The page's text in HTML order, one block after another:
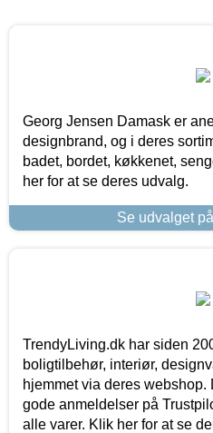
Georg Jensen Damask er
designbrand, og i deres
badet, bordet, køkkenet,
her for at se deres udvalg.
Se udvalget
TrendyLiving.dk har siden
boligtilbehør, interiør,
hjemmet via deres
gode anmeldelser på
alle varer. Klik her for at se